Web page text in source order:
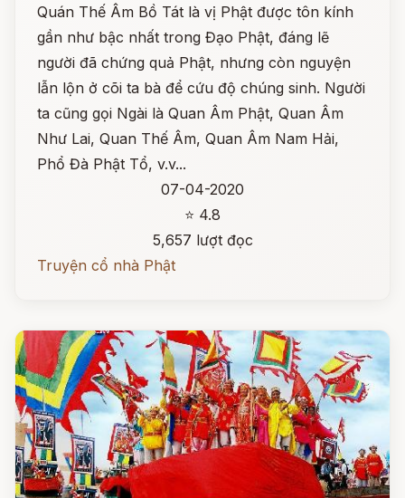
Quán Thế Âm Bồ Tát là vị Phật được tôn kính
gần như bậc nhất trong Đạo Phật, đáng lẽ
người đã chứng quả Phật, nhưng còn nguyện
lẫn lộn ở cõi ta bà để cứu độ chúng sinh. Người
ta cũng gọi Ngài là Quan Âm Phật, Quan Âm
Như Lai, Quan Thế Âm, Quan Âm Nam Hải,
Phổ Đà Phật Tổ, v.v...
07-04-2020
⭐ 4.8
5,657 lượt đọc
Truyện cổ nhà Phật